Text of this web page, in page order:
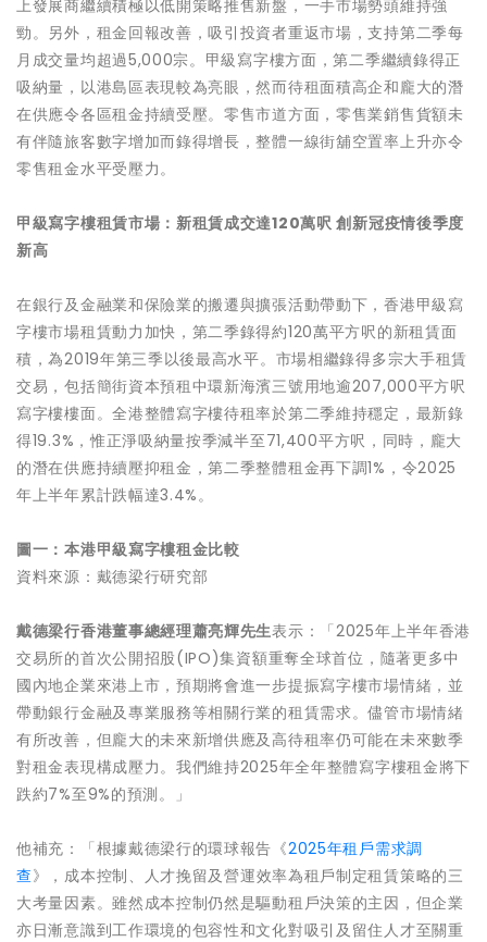
上發展商繼續積極以低開策略推售新盤，一手市場勢頭維持強
勁。另外，租金回報改善，吸引投資者重返市場，支持第二季每
月成交量均超過5,000宗。甲級寫字樓方面，第二季繼續錄得正
吸納量，以港島區表現較為亮眼，然而待租面積高企和龐大的潛
在供應令各區租金持續受壓。零售市道方面，零售業銷售貨額未
有伴隨旅客數字增加而錄得增長，整體一線街舖空置率上升亦令
零售租金水平受壓力。
甲級寫字樓租賃市場：新租賃成交達120萬呎創新冠疫情後季度
新高
在銀行及金融業和保險業的搬遷與擴張活動帶動下，香港甲級寫
字樓市場租賃動力加快，第二季錄得約120萬平方呎的新租賃面
積，為2019年第三季以後最高水平。市場相繼錄得多宗大手租賃
交易，包括簡街資本預租中環新海濱三號用地逾207,000平方呎
寫字樓樓面。全港整體寫字樓待租率於第二季維持穩定，最新錄
得19.3%，惟正淨吸納量按季減半至71,400平方呎，同時，龐大
的潛在供應持續壓抑租金，第二季整體租金再下調1%，令2025
年上半年累計跌幅達3.4%。
圖一：本港甲級寫字樓租金比較
資料來源：戴德梁行研究部
戴德梁行香港董事總經理蕭亮輝先生表示：「2025年上半年香港
交易所的首次公開招股(IPO)集資額重奪全球首位，隨著更多中
國內地企業來港上市，預期將會進一步提振寫字樓市場情緒，並
帶動銀行金融及專業服務等相關行業的租賃需求。儘管市場情緒
有所改善，但龐大的未來新增供應及高待租率仍可能在未來數季
對租金表現構成壓力。我們維持2025年全年整體寫字樓租金將下
跌約7%至9%的預測。」
他補充：「根據戴德梁行的環球報告《2025年租戶需求調
查》，成本控制、人才挽留及營運效率為租戶制定租賃策略的三
大考量因素。雖然成本控制仍然是驅動租戶決策的主因，但企業
亦日漸意識到工作環境的包容性和文化對吸引及留住人才至關重